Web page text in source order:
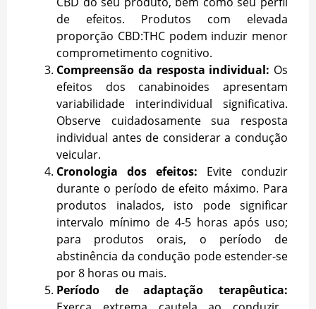
de efeitos. Produtos com elevada
proporção CBD:THC podem induzir menor
comprometimento cognitivo.
Compreensão da resposta individual: Os
efeitos dos canabinoides apresentam
variabilidade interindividual significativa.
Observe cuidadosamente sua resposta
individual antes de considerar a condução
veicular.
Cronologia dos efeitos: Evite conduzir
durante o período de efeito máximo. Para
produtos inalados, isto pode significar
intervalo mínimo de 4-5 horas após uso;
para produtos orais, o período de
abstinência da condução pode estender-se
por 8 horas ou mais.
Período de adaptação terapêutica: